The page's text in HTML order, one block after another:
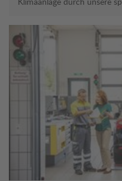
Kühlsystems. Wir
durchführen zu lassen.